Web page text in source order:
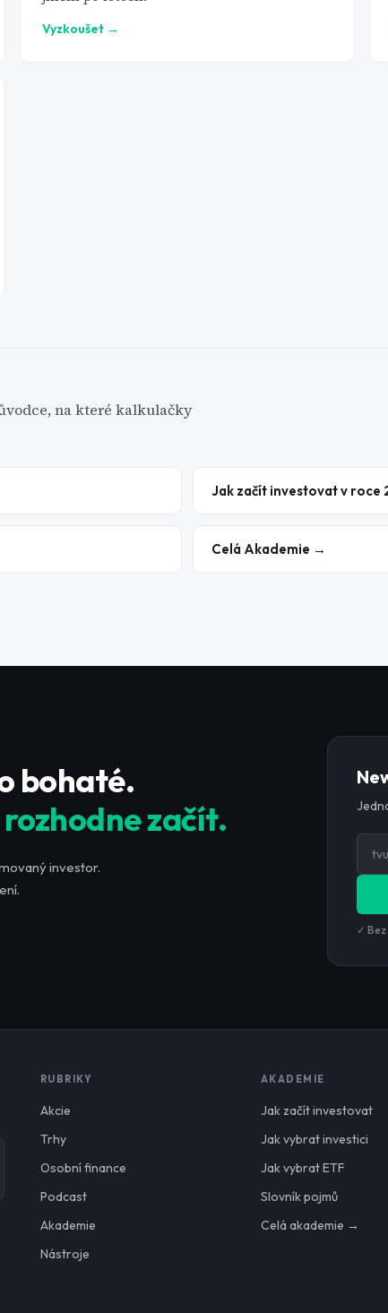
Vyzkoušet →
na které kalkulačky
Jak začít investovat v roce
Celá Akademie →
bohaté.
začít.
investor.
✓
RUBRIKY
Akcie
Trhy
Osobní finance
Podcast
Akademie
Nástroje
AKADEMIE
Jak začít investovat
Jak vybrat investici
Jak vybrat ETF
Slovník pojmů
Celá akademie →